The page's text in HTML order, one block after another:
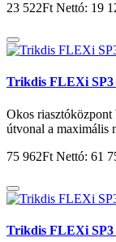
23 522Ft Nettó: 19
Trikdis FLEXi SP3
Okos
útvonal a maximális
75 962Ft Nettó: 61
Trikdis FLEXi SP3